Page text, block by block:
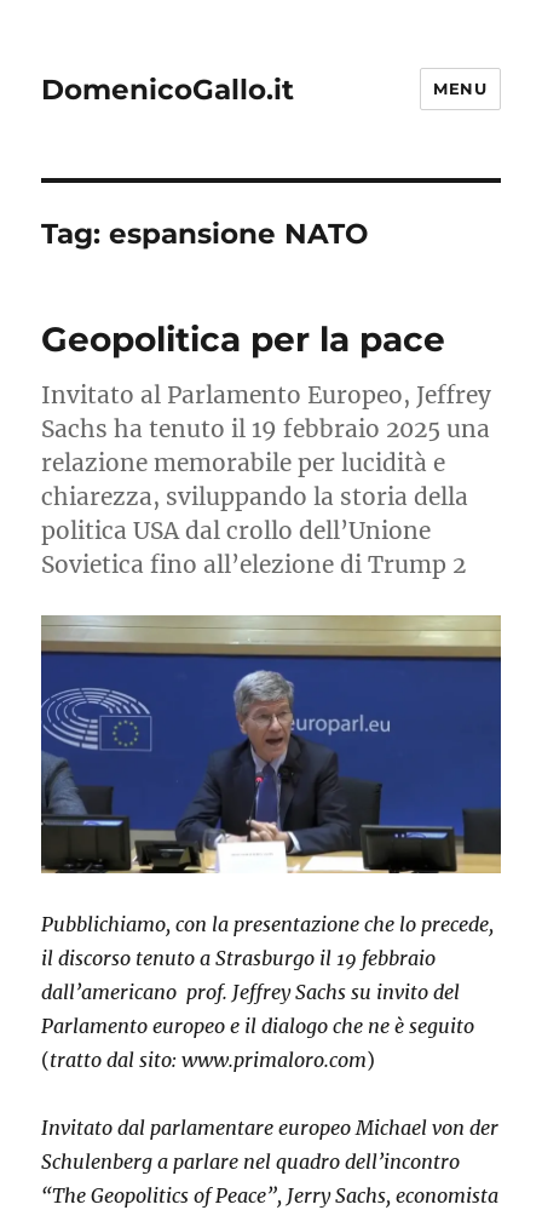
DomenicoGallo.it MENU
Tag:espansione NATO
Geopolitica per la pace
Invitato al Parlamento Europeo, Jeffrey
Sachs ha tenuto il 19 febbraio 2025 una
relazione memorabile per lucidità e
chiarezza, sviluppando la storia della
politica USA dal crollo dell’Unione
Sovietica fino all’elezione di Trump 2
Pubblichiamo, con la presentazione che lo precede,
il discorso tenuto a Strasburgo il 19 febbraio
dall’americano prof. Jeffrey Sachs su invito del
Parlamento europeo e il dialogo che ne è seguito
(tratto dal sito: www.primaloro.com)
Invitato dal parlamentare europeo Michael von der
Schulenberg a parlare nel quadro dell’incontro
“The Geopolitics of Peace”, Jerry Sachs, economista